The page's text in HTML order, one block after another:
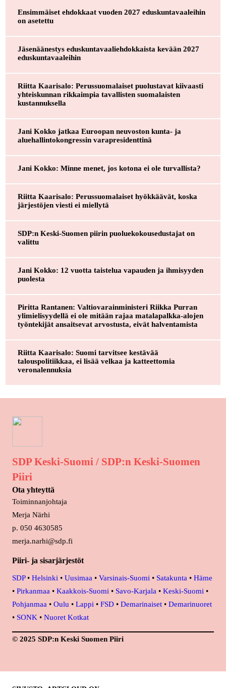
Ensimmäiset ehdokkaat vuoden 2027 eduskuntavaaleihin
on asetettu
Jäsenäänestys eduskuntavaaliehdokkaista kevään 2027
eduskuntavaaleihin
Riitta Kaarisalo: Perussuomalaiset puolustavat kiivaasti
yhteiskunnan rikkaimpia tavallisten suomalaisten
kustannuksella
Jani Kokko jatkaa Euroopan neuvoston kunta- ja
aluehallintokongressin varapresidenttinä
Jani Kokko: Minne menet, jos kotona ei ole turvallista?
Riitta Kaarisalo: Perussuomalaiset hyökkäävät, koska
järjestöjen viesti ei miellytä
SDP:n Keski-Suomen piirin puoluekokousedustajat on
valittu
Jani Kokko: 12 vuotta taistelua vapauden ja ihmisyyden
puolesta
Piritta Rantanen: Valtiovarainministeri Riikka Purran
ylimielisyydellä ei ole mitään rajaa matalapalkka-alojen
työntekijät ansaitsevat arvostusta, eivät halventamista
Riitta Kaarisalo: Suomi tarvitsee kestävää
talouspolitiikkaa, ei lisää velkaa ja katteettomia
veronalennuksia
SDP Keski-Suomi / SDP:n Keski-Suomen
Piiri
Ota yhteyttä
Toiminnanjohtaja
Merja Närhi
p. 050 4630585
merja.narhi@sdp.fi
Piiri- ja sisarjärjestöt
SDP• Helsinki • Uusimaa • Varsinais-Suomi • Satakunta • Häme
• Pirkanmaa • Kaakkois-Suomi • Savo-Karjala • Keski-Suomi •
Pohjanmaa • Oulu • Lappi • FSD • Demarinaiset • Demarinuoret
• SONK • Nuoret Kotkat
© 2025 SDP:n Keski Suomen Piiri